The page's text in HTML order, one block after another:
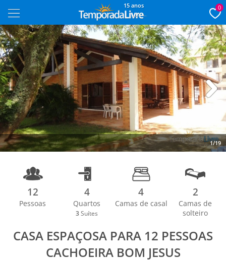
15 anos 0
1/19
Next
12
Pessoas
4
Quartos
3 Suítes
4
Camas de casal
2
Camas de
solteiro
CASA ESPAÇOSA PARA 12 PESSOAS
CACHOEIRA BOM JESUS